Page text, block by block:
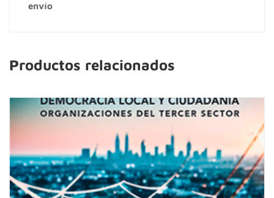
envío
Productos relacionados